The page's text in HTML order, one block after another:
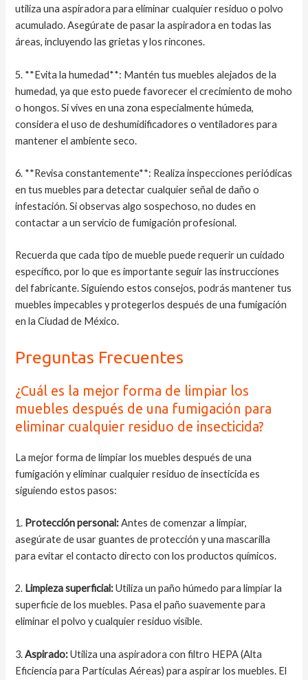
utiliza una aspiradora para eliminar cualquier residuo o polvo
acumulado. Asegúrate de pasar la aspiradora en todas las
áreas, incluyendo las grietas y los rincones.
5. **Evita la humedad**: Mantén tus muebles alejados de la
humedad, ya que esto puede favorecer el crecimiento de moho
o hongos. Si vives en una zona especialmente húmeda,
considera el uso de deshumidificadores o ventiladores para
mantener el ambiente seco.
6. **Revisa constantemente**: Realiza inspecciones periódicas
en tus muebles para detectar cualquier señal de daño o
infestación. Si observas algo sospechoso, no dudes en
contactar a un servicio de fumigación profesional.
Recuerda que cada tipo de mueble puede requerir un cuidado
específico, por lo que es importante seguir las instrucciones
del fabricante. Siguiendo estos consejos, podrás mantener tus
muebles impecables y protegerlos después de una fumigación
en la Ciudad de México.
Preguntas Frecuentes
¿Cuál es la mejor forma de limpiar los
muebles después de una fumigación para
eliminar cualquier residuo de insecticida?
La mejor forma de limpiar los muebles después de una
fumigación y eliminar cualquier residuo de insecticida es
siguiendo estos pasos:
1. Protección personal:Antes de comenzar a limpiar,
asegúrate de usar guantes de protección y una mascarilla
para evitar el contacto directo con los productos químicos.
2. Limpieza superficial:Utiliza un paño húmedo para limpiar la
superficie de los muebles. Pasa el paño suavemente para
eliminar el polvo y cualquier residuo visible.
3.Aspirado:Utiliza una aspiradora con filtro HEPA (Alta
Eficiencia para Partículas Aéreas) para aspirar los muebles. El